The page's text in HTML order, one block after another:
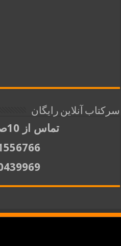
سرکتاب آنلاین رایگان
تماس از 10صبح الی 21